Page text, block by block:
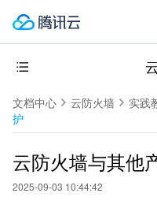
文档中心 云防火墙 实践
护
云防火墙与其他
2025-09-03 10:44:42